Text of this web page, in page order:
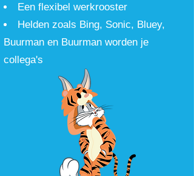
Een flexibel werkrooster
Helden zoals Bing, Sonic, Bluey,
Buurman en Buurman worden je
collega's